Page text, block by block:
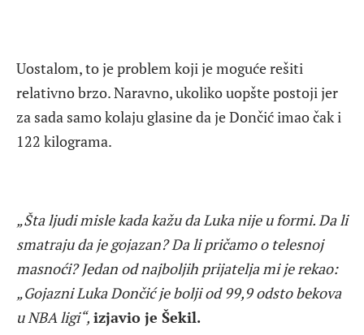
Uostalom, to je problem koji je moguće rešiti
relativno brzo. Naravno, ukoliko uopšte postoji jer
za sada samo kolaju glasine da je Dončić imao čak i
122 kilograma.
„Šta ljudi misle kada kažu da Luka nije u formi. Da li
smatraju da je gojazan? Da li pričamo o telesnoj
masnoći? Jedan od najboljih prijatelja mi je rekao:
„Gojazni Luka Dončić je bolji od 99,9 odsto bekova
u NBA ligi“, izjavio je Šekil.